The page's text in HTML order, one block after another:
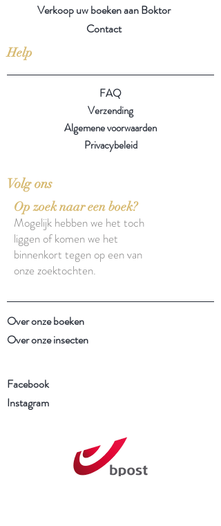
Verkoop uw boeken aan Boktor
Contact
Help
FAQ
Verzending
Algemene voorwaarden
Privacybeleid
Volg ons
Op zoek naar een boek?
Mogelijk hebben we het toch
liggen of komen we het
binnenkort tegen op een van
onze zoektochten.
Over onze boeken
Over onze insecten
Facebook
Instagram